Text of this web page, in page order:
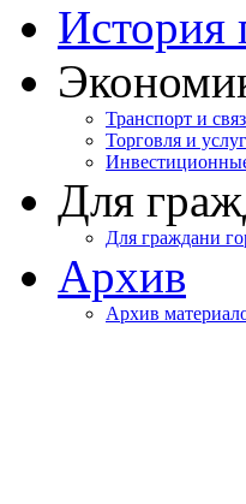
История
Транспорт и
Торговля и
Для
Для граждани
Архив
Архив